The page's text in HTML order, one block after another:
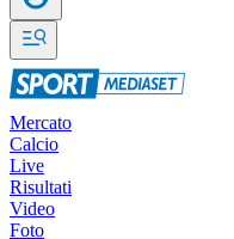
Mercato
Calcio
Live
Risultati
Video
Foto